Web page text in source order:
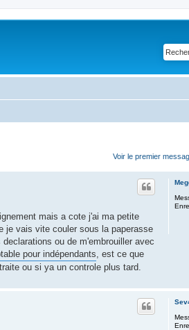
Voir le premier
mais a cote j'ai ma petite
je vais vite couler sous la paperasse
ou de m'embrouiller avec
pour indépendants , est ce que
ou si ya un controle plus tard.